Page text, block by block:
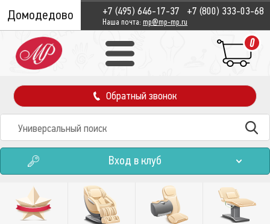
Домодедово +7 (495) 646-17-37 +7 (800) 333-03-68
Наша почта: mp@mp-mp.ru
0
Обратный звонок
Вход в клуб